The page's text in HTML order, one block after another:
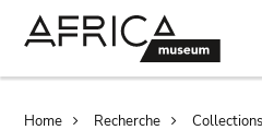
Home Recherche